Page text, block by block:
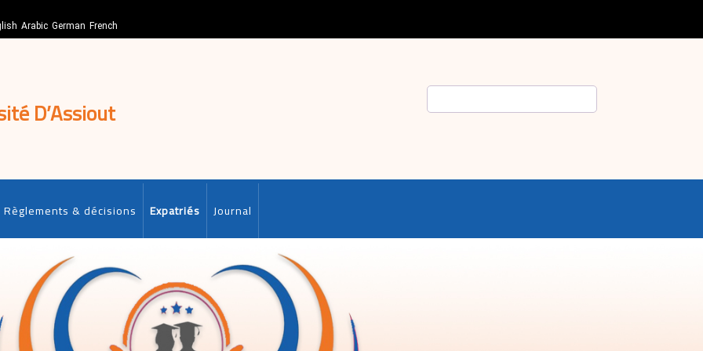
Arabic German French
D’Assiout
Règlements & décisions Expatriés Journal